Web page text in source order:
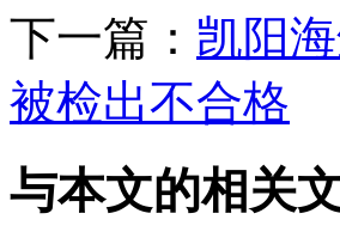
下一篇： 凯阳
被检出不合格
与本文的相关